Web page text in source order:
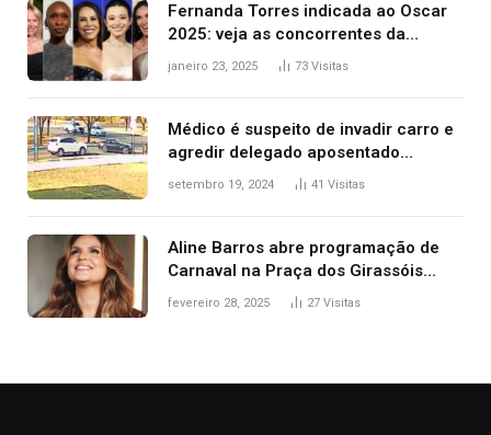
Fernanda Torres indicada ao Oscar
2025: veja as concorrentes da
brasileira a melhor atriz
janeiro 23, 2025 73 Visitas
Médico é suspeito de invadir carro e
agredir delegado aposentado
durante confusão no trânsito
setembro 19, 2024 41 Visitas
Aline Barros abre programação de
Carnaval na Praça dos Girassóis
nesta sexta-feira, em Palmas
fevereiro 28, 2025 27 Visitas